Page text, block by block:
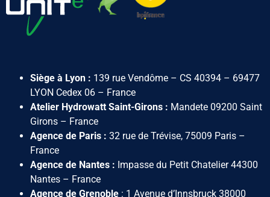
Siège à Lyon : 139 rue Vendôme – CS 40394 – 69477
LYON Cedex 06 – France
Atelier Hydrowatt Saint-Girons : Mandete 09200 Saint
Girons – France
Agence de Paris : 32 rue de Trévise, 75009 Paris –
France
Agence de Nantes : Impasse du Petit Chatelier 44300
Nantes – France
Agence de Grenoble : 1 Avenue d’Innsbruck 38000